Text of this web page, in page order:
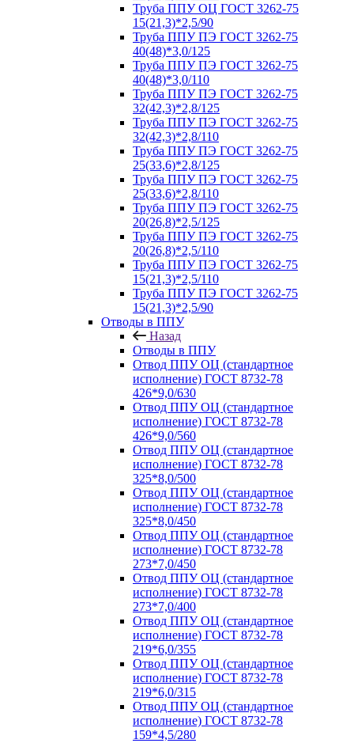
Труба ППУ ОЦ ГОСТ 3262-75
15(21,3)*2,5/90
Труба ППУ ПЭ ГОСТ 3262-75
40(48)*3,0/125
Труба ППУ ПЭ ГОСТ 3262-75
40(48)*3,0/110
Труба ППУ ПЭ ГОСТ 3262-75
32(42,3)*2,8/125
Труба ППУ ПЭ ГОСТ 3262-75
32(42,3)*2,8/110
Труба ППУ ПЭ ГОСТ 3262-75
25(33,6)*2,8/125
Труба ППУ ПЭ ГОСТ 3262-75
25(33,6)*2,8/110
Труба ППУ ПЭ ГОСТ 3262-75
20(26,8)*2,5/125
Труба ППУ ПЭ ГОСТ 3262-75
20(26,8)*2,5/110
Труба ППУ ПЭ ГОСТ 3262-75
15(21,3)*2,5/110
Труба ППУ ПЭ ГОСТ 3262-75
15(21,3)*2,5/90
Отводы в ППУ
Назад
Отводы в ППУ
Отвод ППУ ОЦ (стандартное
исполнение) ГОСТ 8732-78
426*9,0/630
Отвод ППУ ОЦ (стандартное
исполнение) ГОСТ 8732-78
426*9,0/560
Отвод ППУ ОЦ (стандартное
исполнение) ГОСТ 8732-78
325*8,0/500
Отвод ППУ ОЦ (стандартное
исполнение) ГОСТ 8732-78
325*8,0/450
Отвод ППУ ОЦ (стандартное
исполнение) ГОСТ 8732-78
273*7,0/450
Отвод ППУ ОЦ (стандартное
исполнение) ГОСТ 8732-78
273*7,0/400
Отвод ППУ ОЦ (стандартное
исполнение) ГОСТ 8732-78
219*6,0/355
Отвод ППУ ОЦ (стандартное
исполнение) ГОСТ 8732-78
219*6,0/315
Отвод ППУ ОЦ (стандартное
исполнение) ГОСТ 8732-78
159*4,5/280